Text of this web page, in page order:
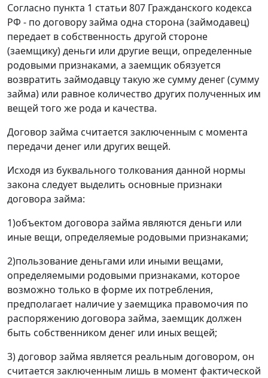
Согласно пункта 1 статьи 807 Гражданского кодекса
РФ - по договору займа одна сторона (займодавец)
передает в собственность другой стороне
(заемщику) деньги или другие вещи, определенные
родовыми признаками, а заемщик обязуется
возвратить займодавцу такую же сумму денег (сумму
займа) или равное количество других полученных им
вещей того же рода и качества.
Договор займа считается заключенным с момента
передачи денег или других вещей.
Исходя из буквального толкования данной нормы
закона следует выделить основные признаки
договора займа:
1)объектом договора займа являются деньги или
иные вещи, определяемые родовыми признаками;
2)пользование деньгами или иными вещами,
определяемыми родовыми признаками, которое
возможно только в форме их потребления,
предполагает наличие у заемщика правомочия по
распоряжению договора займа, заемщик должен
быть собственником денег или иных вещей;
3) договор займа является реальным договором, он
считается заключенным лишь в момент фактической